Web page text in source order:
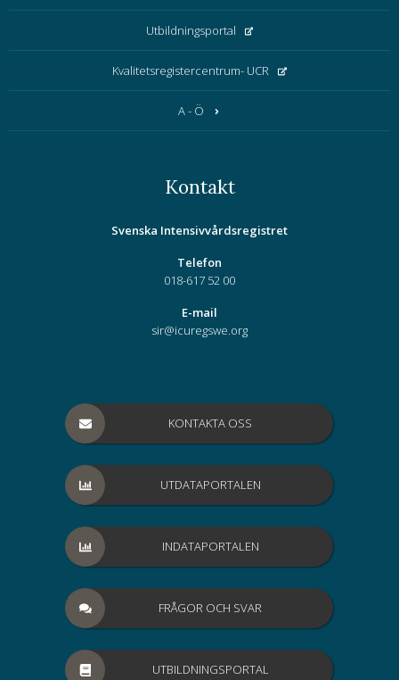
Utbildningsportal
Kvalitetsregistercentrum- UCR
A - Ö
Kontakt
Svenska Intensivvårdsregistret
Telefon
018-617 52 00
E-mail
sir@icuregswe.org
KONTAKTA OSS
UTDATAPORTALEN
INDATAPORTALEN
FRÅGOR OCH SVAR
UTBILDNINGSPORTAL